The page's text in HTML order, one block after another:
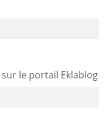
sur le portail Eklablog